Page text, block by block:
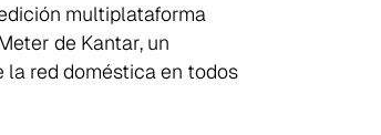
multiplataforma
de Kantar, un
la red doméstica en todos